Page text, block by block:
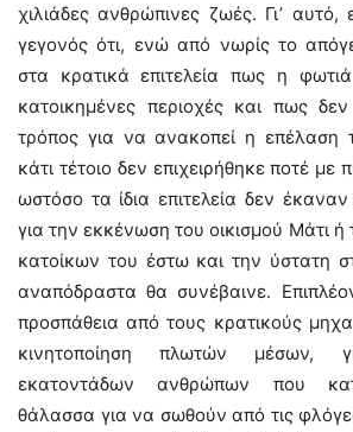
χιλιάδες ανθρώπινες ζωές. Γι’ αυτό,
γεγονός ότι, ενώ από νωρίς το
στα κρατικά επιτελεία πως η
κατοικημένες περιοχές και πως
τρόπος για να ανακοπεί η επέλαση
κάτι τέτοιο δεν επιχειρήθηκε ποτέ με
ωστόσο τα ίδια επιτελεία δεν
για την εκκένωση του οικισμού Μάτι ή
κατοίκων του έστω και την ύστατη
αναπόδραστα θα συνέβαινε.
προσπάθεια από τους κρατικούς
κινητοποίηση πλωτών μέσων,
εκατοντάδων ανθρώπων που
θάλασσα για να σωθούν από τις